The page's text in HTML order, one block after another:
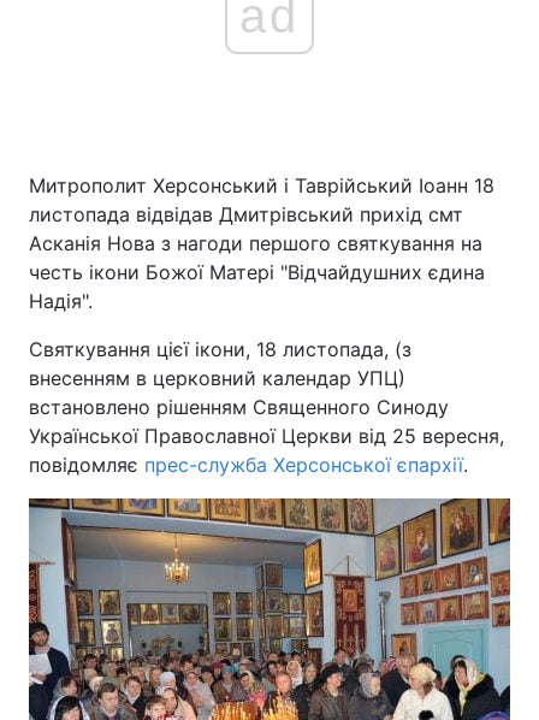
ad
Митрополит Херсонський і Таврійський Іоанн 18
листопада відвідав Дмитрівський прихід смт
Асканія Нова з нагоди першого святкування на
честь ікони Божої Матері "Відчайдушних єдина
Надія".
Святкування цієї ікони, 18 листопада, (з
внесенням в церковний календар УПЦ)
встановлено рішенням Священного Синоду
Української Православної Церкви від 25 вересня,
повідомляє прес-служба Херсонської єпархії.